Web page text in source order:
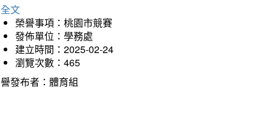
文
榮譽事項：桃園市競賽
發佈單位：學務處
建立時間：2025-02-24
瀏覽次數：465
發布者：體育組